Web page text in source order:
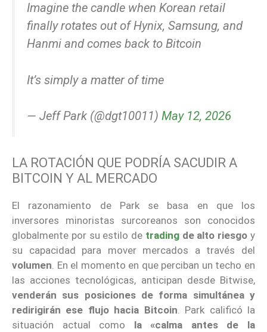
Imagine the candle when Korean retail
finally rotates out of Hynix, Samsung, and
Hanmi and comes back to Bitcoin
It’s simply a matter of time
— Jeff Park (@dgt10011) May 12, 2026
LA ROTACIÓN QUE PODRÍA SACUDIR A
BITCOIN Y AL MERCADO
El razonamiento de Park se basa en que los
inversores minoristas surcoreanos son conocidos
globalmente por su estilo de tradingde alto riesgo y
su capacidad para mover mercados a través del
volumen. En el momento en que perciban un techo en
las acciones tecnológicas, anticipan desde Bitwise,
venderán sus posiciones de forma simultánea y
redirigirán ese flujo hacia Bitcoin. Park calificó la
situación actual como la «calma antes de la